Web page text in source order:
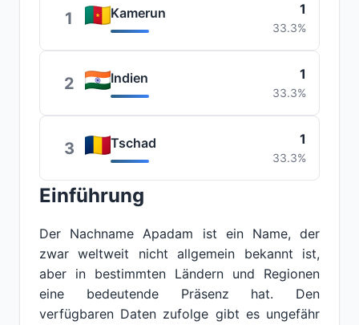
1 Kamerun 1
33.3%
2 Indien 1
33.3%
3 Tschad 1
33.3%
Einführung
Der Nachname Apadam ist ein Name, der
zwar weltweit nicht allgemein bekannt ist,
aber in bestimmten Ländern und Regionen
eine bedeutende Präsenz hat. Den
verfügbaren Daten zufolge gibt es ungefähr